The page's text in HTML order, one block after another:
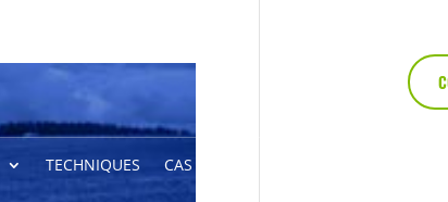
TECHNIQUES CAS CLIENTS